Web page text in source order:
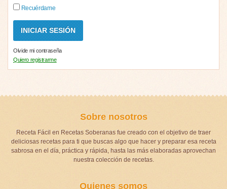
Recuérdame
Olvide mi contraseña
Quiero registrarme
Sobre nosotros
Receta Fácil en Recetas Soberanas fue creado con el objetivo de traer
deliciosas recetas para ti que buscas algo que hacer y preparar esa receta
sabrosa en el día, práctica y rápida, hasta las más elaboradas aprovechan
nuestra colección de recetas.
Quienes somos